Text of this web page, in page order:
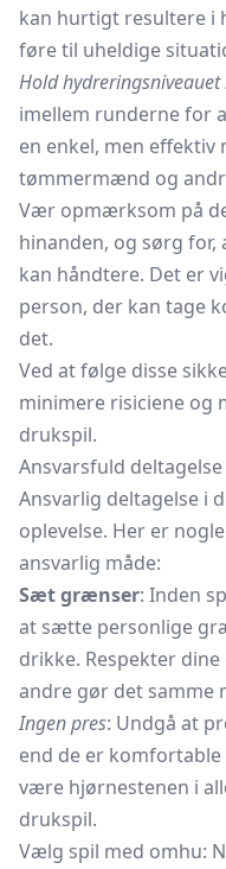
kan hurtigt resultere i
føre til uheldige
Hold
imellem runderne for
en enkel, men
tømmermænd og
Vær opmærksom på
hinanden, og sørg
kan håndtere. Det er
person, der kan tage
det.
Ved at følge disse
minimere risiciene og
drukspil.
Ansvarsfuld deltagelse
Ansvarlig deltagelse i
oplevelse. Her er
ansvarlig måde:
Sæt grænser: Inden
at sætte personlige
drikke. Respekter
andre gør det samme
Ingen pres: Undgå at
end de er
være hjørnestenen i
drukspil.
Vælg spil med omhu: